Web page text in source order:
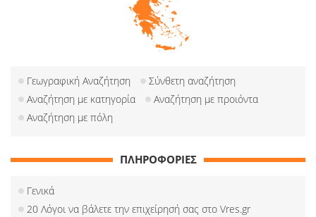
Γεωγραφική Αναζήτηση
Σύνθετη αναζήτηση
Αναζήτηση με κατηγορία
Αναζήτηση με προιόντα
Αναζήτηση με πόλη
ΠΛΗΡΟΦΟΡΙΕΣ
Γενικά
20 Λόγοι να βάλετε την επιχείρησή σας στο Vres.gr